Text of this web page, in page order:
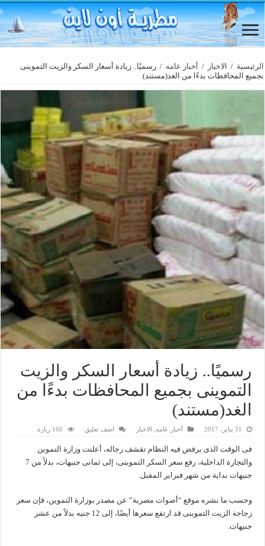
الرئيسية / الاخبار / أخبار عامه / رسميًا.. زيادة أسعار السكر والزيت التموينى
بجميع المحافظات بدءًا من الغد(مستند)
رسميًا.. زيادة أسعار السكر والزيت
التموينى بجميع المحافظات بدءًا من
الغد(مستند)
31 يناير، 2017 أخبار عامه الاخبار اضف تعليق 160 زيارة
فى الوقت الذى يرفض فيه النظام تقشف رجاله، أعلنت وزارة التموين
والتجارة الداخلية، رفع سعر السكر التموينى، إلى ثمانى جنيهات، بدلاً من 7
جنيهات بداية من شهر فبراير المقبل.
وحسب ما نشره موقع “أصوات مصرية” عن مصدر بوزارة التموين، فإن سعر
زجاجة الزيت التموينى قد ارتفع سعرها أيضًا، إلى 12 جنيه بدلاً من عشر
جنيهات.